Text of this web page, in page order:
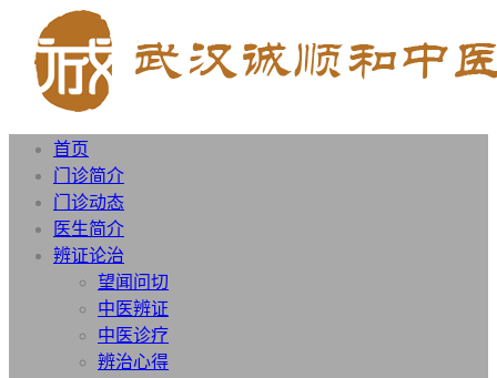
首页
门诊简介
门诊动态
医生简介
辨证论治
望闻问切
中医辨证
中医诊疗
辨治心得